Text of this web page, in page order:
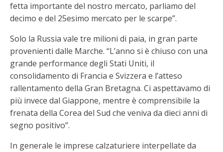
fetta importante del nostro mercato, parliamo del
decimo e del 25esimo mercato per le scarpe”.
Solo la Russia vale tre milioni di paia, in gran parte
provenienti dalle Marche. “L’anno si è chiuso con una
grande performance degli Stati Uniti, il
consolidamento di Francia e Svizzera e l’atteso
rallentamento della Gran Bretagna. Ci aspettavamo di
più invece dal Giappone, mentre è comprensibile la
frenata della Corea del Sud che veniva da dieci anni di
segno positivo”.
In generale le imprese calzaturiere interpellate da